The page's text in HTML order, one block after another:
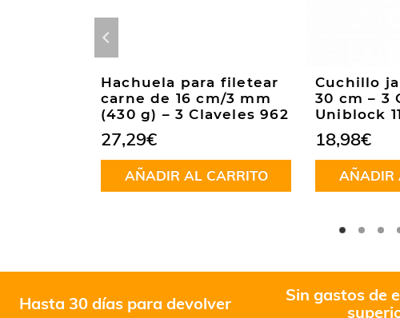
Hachuela para filetear
carne de 16 cm/3 mm
(430 g) – 3 Claveles 962
27,29€
AÑADIR AL CARRITO
Cuchillo
30 cm – 3
Uniblock
18,98€
AÑADIR
Hasta 30 días para devolver
Sin gastos de